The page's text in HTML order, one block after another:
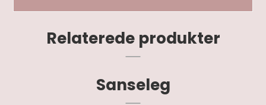
Relaterede produkter
Sanseleg